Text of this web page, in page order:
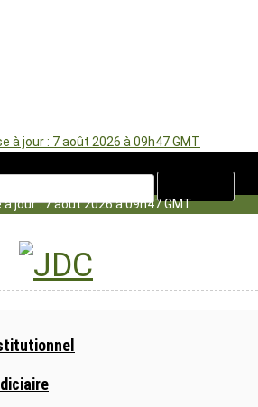
à jour : 7 août 2026 à 09h47 GMT
jour : 7 août 2026 à 09h47 GMT